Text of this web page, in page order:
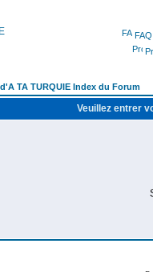
FAQ
TA TURQUIE Index du Forum
Veuillez entrer